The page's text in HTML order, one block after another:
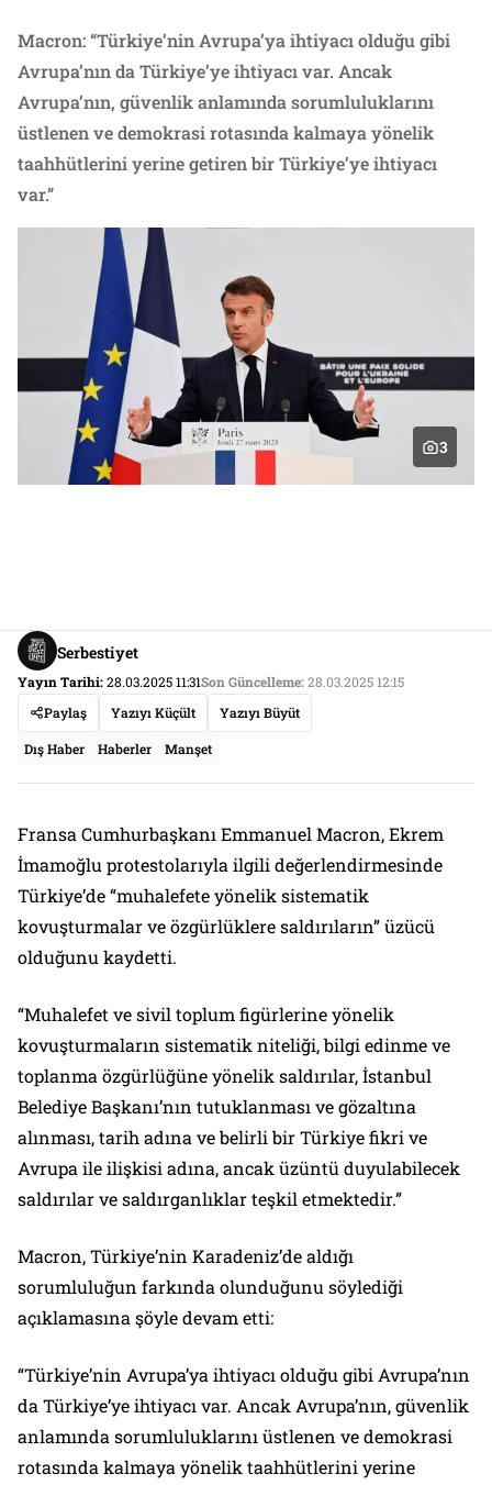
Macron: “Türkiye’nin Avrupa’ya ihtiyacı olduğu gibi
Avrupa’nın da Türkiye’ye ihtiyacı var. Ancak
Avrupa’nın, güvenlik anlamında sorumluluklarını
üstlenen ve demokrasi rotasında kalmaya yönelik
taahhütlerini yerine getiren bir Türkiye’ye ihtiyacı
var.”
3
Serbestiyet
Yayın Tarihi:28.03.2025 11:31Son Güncelleme:28.03.2025 12:15
Paylaş
Yazıyı Küçült Yazıyı Büyüt
Dış Haber Haberler Manşet
Fransa Cumhurbaşkanı Emmanuel Macron, Ekrem
İmamoğlu protestolarıyla ilgili değerlendirmesinde
Türkiye’de “muhalefete yönelik sistematik
kovuşturmalar ve özgürlüklere saldırıların” üzücü
olduğunu kaydetti.
“Muhalefet ve sivil toplum figürlerine yönelik
kovuşturmaların sistematik niteliği, bilgi edinme ve
toplanma özgürlüğüne yönelik saldırılar, İstanbul
Belediye Başkanı’nın tutuklanması ve gözaltına
alınması, tarih adına ve belirli bir Türkiye fikri ve
Avrupa ile ilişkisi adına, ancak üzüntü duyulabilecek
saldırılar ve saldırganlıklar teşkil etmektedir.”
Macron, Türkiye’nin Karadeniz’de aldığı
sorumluluğun farkında olunduğunu söylediği
açıklamasına şöyle devam etti:
“Türkiye’nin Avrupa’ya ihtiyacı olduğu gibi Avrupa’nın
da Türkiye’ye ihtiyacı var. Ancak Avrupa’nın, güvenlik
anlamında sorumluluklarını üstlenen ve demokrasi
rotasında kalmaya yönelik taahhütlerini yerine